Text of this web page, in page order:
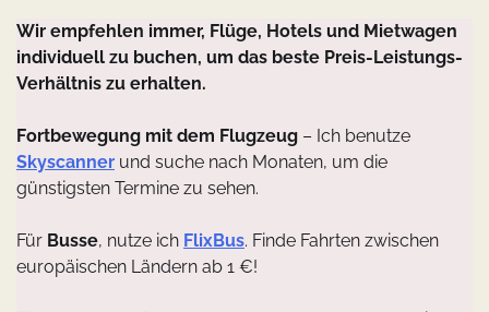
Wir empfehlen immer, Flüge, Hotels und Mietwagen
individuell zu buchen, um das beste Preis-Leistungs-
Verhältnis zu erhalten.
Fortbewegung mit dem Flugzeug – Ich benutze
Skyscanner und suche nach Monaten, um die
günstigsten Termine zu sehen.
Für Busse, nutze ich FlixBus. Finde Fahrten zwischen
europäischen Ländern ab 1 €!